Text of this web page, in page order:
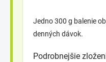
Jedno 300 g balenie
denných dávok.
Podrobnejšie